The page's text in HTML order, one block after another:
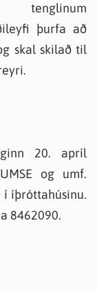
tenglinum
þurfa að
skal skilað til
20. apríl
og umf.
íþróttahúsinu.
8462090.